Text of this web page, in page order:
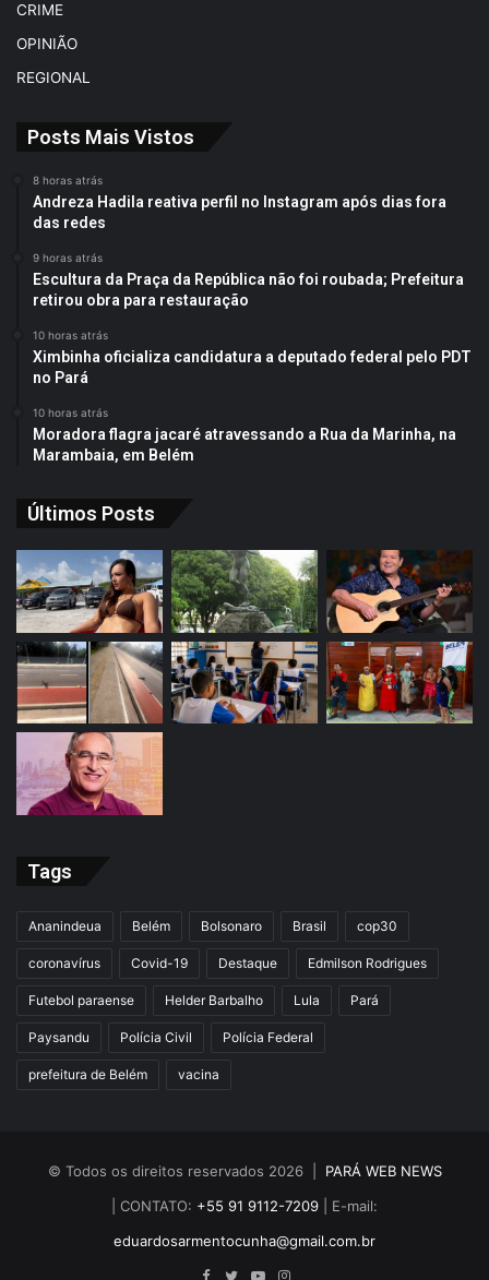
CRIME
OPINIÃO
REGIONAL
Posts Mais Vistos
8 horas atrás
Andreza Hadila reativa perfil no Instagram após dias fora
das redes
9 horas atrás
Escultura da Praça da República não foi roubada; Prefeitura
retirou obra para restauração
10 horas atrás
Ximbinha oficializa candidatura a deputado federal pelo PDT
no Pará
10 horas atrás
Moradora flagra jacaré atravessando a Rua da Marinha, na
Marambaia, em Belém
Últimos Posts
Tags
Ananindeua Belém Bolsonaro Brasil cop30
coronavírus Covid-19 Destaque Edmilson Rodrigues
Futebol paraense Helder Barbalho Lula Pará
Paysandu Polícia Civil Polícia Federal
prefeitura de Belém vacina
© Todos os direitos reservados 2026 | PARÁ WEB NEWS
| CONTATO: +55 91 9112-7209 | E-mail:
eduardosarmentocunha@gmail.com.br
Facebook
TwitterYouTubeInstagram